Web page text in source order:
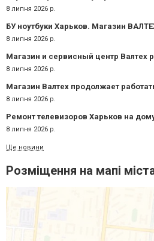
8 липня 2026 р.
БУ ноутбуки Харьков. Магазин
8 липня 2026 р.
Магазин и сервисный центр Валтех
8 липня 2026 р.
Магазин Валтех продолжает
8 липня 2026 р.
Ремонт телевизоров Харьков на
8 липня 2026 р.
Ще новини
Розміщення на мапі